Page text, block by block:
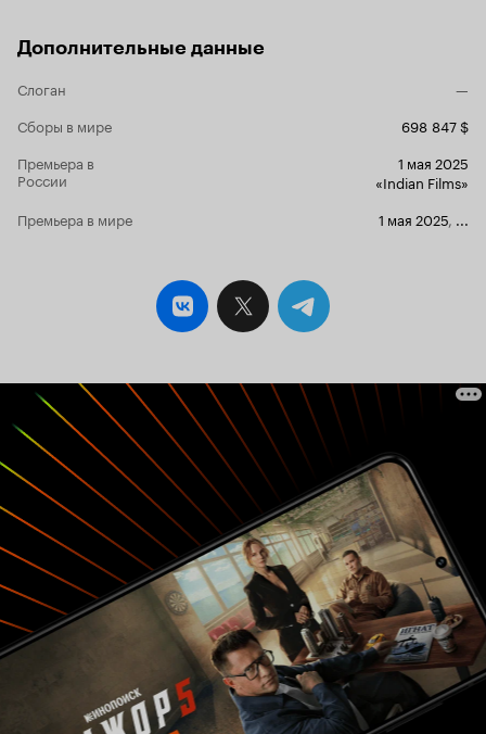
Дополнительные данные
Слоган
—
Сборы в мире
698 847 $
Премьера в
России
1 мая 2025
«Indian Films»
Премьера в мире
1 мая 2025